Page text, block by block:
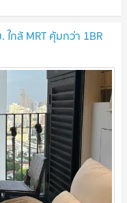
กล้ MRT คุ้มกว่า 1BR